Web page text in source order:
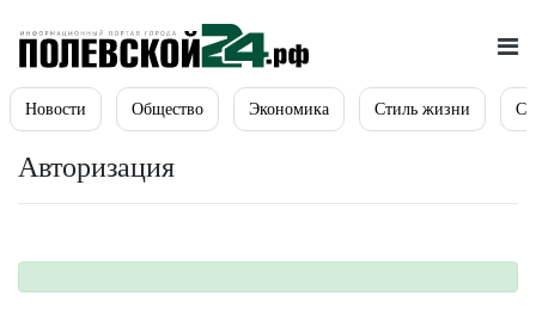
Новости Общество Экономика Стиль жизни
Авторизация